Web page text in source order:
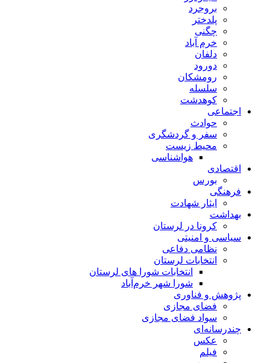
بروجرد
پلدختر
چگنی
خرم آباد
دلفان
دورود
رومشکان
سلسله
کوهدشت
اجتماعی
حوادث
سفر و گردشگری
محیط زیست
هواشناسی
اقتصادی
بورس
فرهنگی
ایثار شهادت
بهداشت
کرونا در لرستان
سیاسی و امنیتی
نظامی دفاعی
انتخابات لرستان
انتخابات شورا های لرستان
شورا شهر خرم‌آباد
پژوهش و فناوری
فضای مجازی
سواد فضای مجازی
چندرسانه‌ای
عكس
فیلم